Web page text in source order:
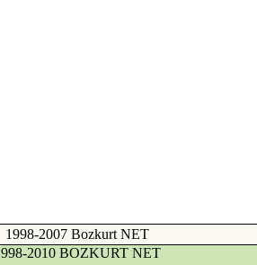
1998-2007 Bozkurt NET
2010 BOZKURT NET